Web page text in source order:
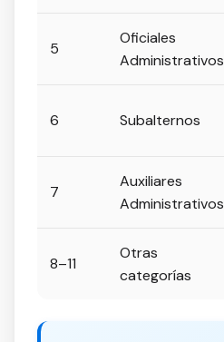
5
Oficiales
Administrativos
6 Subalternos
7
Auxiliares
Administrativos
8–11
Otras
categorías